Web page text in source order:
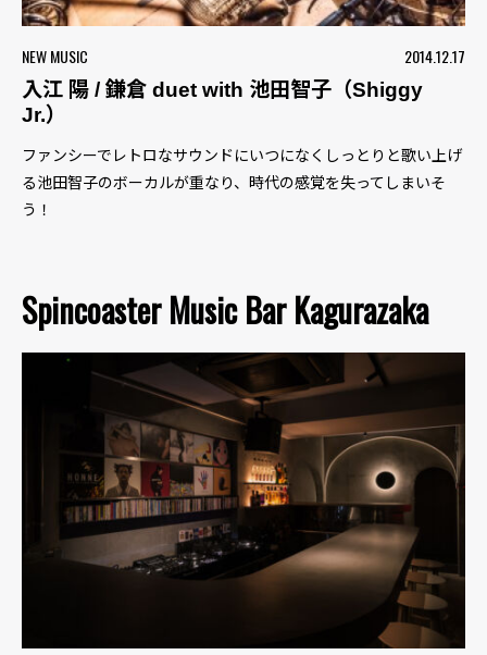
NEW MUSIC
2014.12.17
入江 陽 / 鎌倉 duet with 池田智子（Shiggy
Jr.）
ファンシーでレトロなサウンドにいつになくしっとりと歌い上げ
る池田智子のボーカルが重なり、時代の感覚を失ってしまいそ
う！
Spincoaster Music Bar Kagurazaka